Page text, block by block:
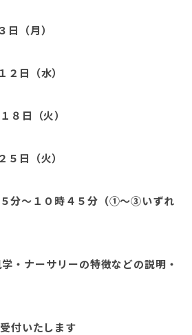
（月）
（水）
（火）
（火）
～１０時４５分（①～③いずれ
ナーサリーの特徴などの説明・
付いたします